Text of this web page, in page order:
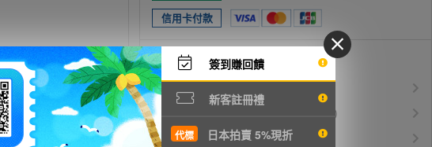
簽到賺回饋
新客註冊禮
代標 日本拍賣 5%現折
信用卡付款
優惠活動
免服務費
運費$150/KG起(以克計價)
VIP會員 白金會員升等優惠